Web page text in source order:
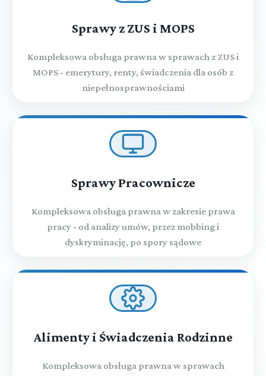
Sprawy z ZUS i MOPS
Kompleksowa obsługa prawna w sprawach z ZUS i
MOPS - emerytury, renty, świadczenia dla osób z
niepełnosprawnościami
Sprawy Pracownicze
Kompleksowa obsługa prawna w zakresie prawa
pracy - od analizy umów, przez mobbing i
dyskryminację, po spory sądowe
Alimenty i Świadczenia Rodzinne
Kompleksowa obsługa prawna w sprawach